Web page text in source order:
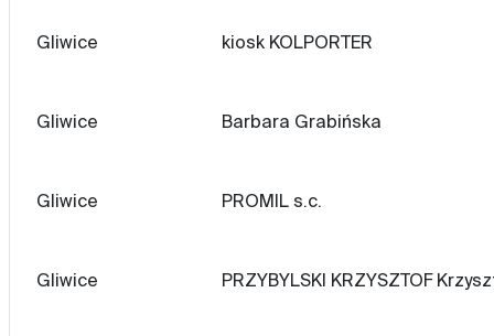
Gliwice kiosk KOLPORTER
Gliwice Barbara Grabińska
Gliwice PROMIL s.c.
Gliwice PRZYBYLSKI KRZYSZTOF